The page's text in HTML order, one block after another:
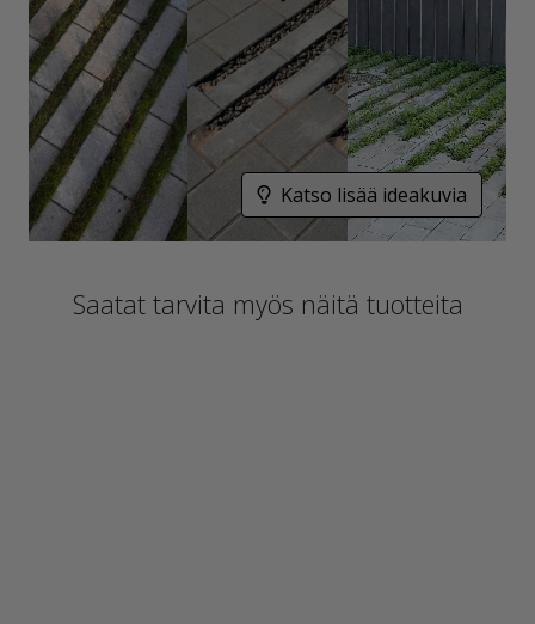
Katso lisää ideakuvia
Saatat tarvita myös näitä tuotteita